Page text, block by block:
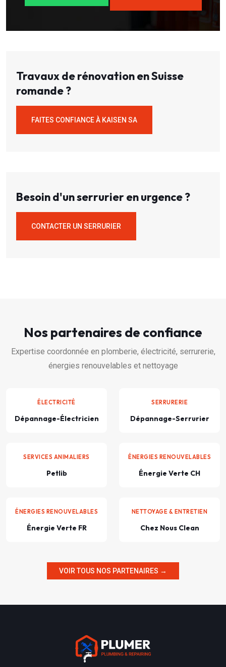
Travaux de rénovation en Suisse
romande ?
FAITES CONFIANCE À KAISEN SA
Besoin d'un serrurier en urgence ?
CONTACTER UN SERRURIER
Nos partenaires de confiance
Expertise coordonnée en plomberie, électricité, serrurerie,
énergies renouvelables et nettoyage
ÉLECTRICITÉ
Dépannage-Électricien
SERRURERIE
Dépannage-Serrurier
SERVICES ANIMALIERS
Petlib
ÉNERGIES RENOUVELABLES
Énergie Verte CH
ÉNERGIES RENOUVELABLES
Énergie Verte FR
NETTOYAGE & ENTRETIEN
Chez Nous Clean
VOIR TOUS NOS PARTENAIRES →